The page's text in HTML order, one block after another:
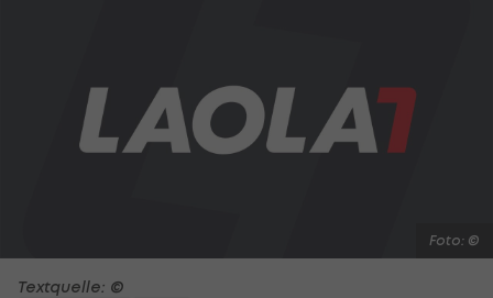
Foto: ©
Textquelle: ©